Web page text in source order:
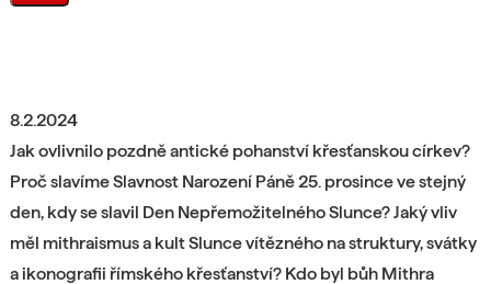
8.2.2024
Jak ovlivnilo pozdně antické pohanství křesťanskou církev?
Proč slavíme Slavnost Narození Páně 25. prosince ve stejný
den, kdy se slavil Den Nepřemožitelného Slunce? Jaký vliv
měl mithraismus a kult Slunce vítězného na struktury, svátky
a ikonografii římského křesťanství? Kdo byl bůh Mithra